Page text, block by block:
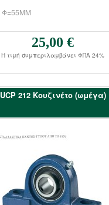
Φ=55ΜΜ
25,00 €
Η τιμή συμπεριλαμβάνει ΦΠΑ 24%
UCΡ 212 Kουζινέτο (ωμέγα)